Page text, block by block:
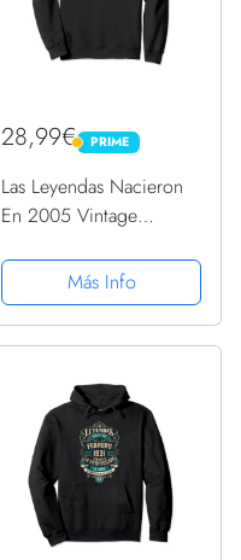
28,99€ PRIME
PRIME
Las Leyendas Nacieron
En 2005 Vintage
Más Info